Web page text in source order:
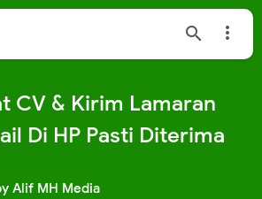
 
CV & Kirim Lamaran
Di HP Pasti Diterima
Alif MH Media